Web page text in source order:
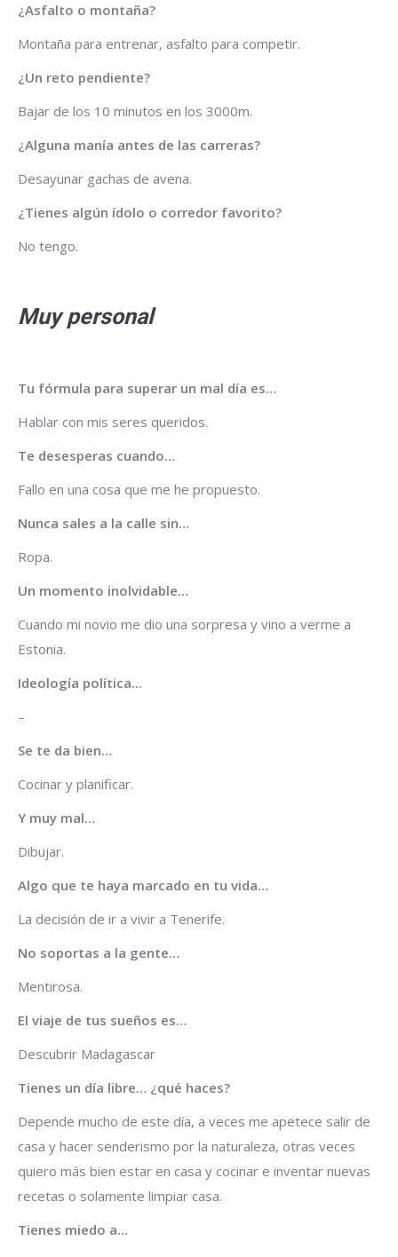
¿Asfalto o montaña?
Montaña para entrenar, asfalto para competir.
¿Un reto pendiente?
Bajar de los 10 minutos en los 3000m.
¿Alguna manía antes de las carreras?
Desayunar gachas de avena.
¿Tienes algún ídolo o corredor favorito?
No tengo.
Muy personal
Tu fórmula para superar un mal día es…
Hablar con mis seres queridos.
Te desesperas cuando…
Fallo en una cosa que me he propuesto.
Nunca sales a la calle sin…
Ropa.
Un momento inolvidable…
Cuando mi novio me dio una sorpresa y vino a verme a
Estonia.
Ideología política…
–
Se te da bien…
Cocinar y planificar.
Y muy mal…
Dibujar.
Algo que te haya marcado en tu vida…
La decisión de ir a vivir a Tenerife.
No soportas a la gente…
Mentirosa.
El viaje de tus sueños es…
Descubrir Madagascar
Tienes un día libre… ¿qué haces?
Depende mucho de este día, a veces me apetece salir de
casa y hacer senderismo por la naturaleza, otras veces
quiero más bien estar en casa y cocinar e inventar nuevas
recetas o solamente limpiar casa.
Tienes miedo a…